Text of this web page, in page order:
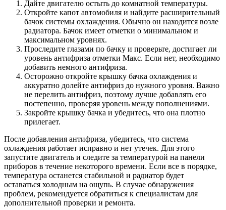
Дайте двигателю остыть до комнатной температуры.
Откройте капот автомобиля и найдите расширительный
бачок системы охлаждения. Обычно он находится возле
радиатора. Бачок имеет отметки о минимальном и
максимальном уровнях.
Проследите глазами по бачку и проверьте, достигает ли
уровень антифриза отметки Макс. Если нет, необходимо
добавить немного антифриза.
Осторожно откройте крышку бачка охлаждения и
аккуратно долейте антифриз до нужного уровня. Важно
не перелить антифриз, поэтому лучше добавлять его
постепенно, проверяя уровень между пополнениями.
Закройте крышку бачка и убедитесь, что она плотно
прилегает.
После добавления антифриза, убедитесь, что система
охлаждения работает исправно и нет утечек. Для этого
запустите двигатель и следите за температурой на панели
приборов в течение некоторого времени. Если все в порядке,
температура останется стабильной и радиатор будет
оставаться холодным на ощупь. В случае обнаружения
проблем, рекомендуется обратиться к специалистам для
дополнительной проверки и ремонта.